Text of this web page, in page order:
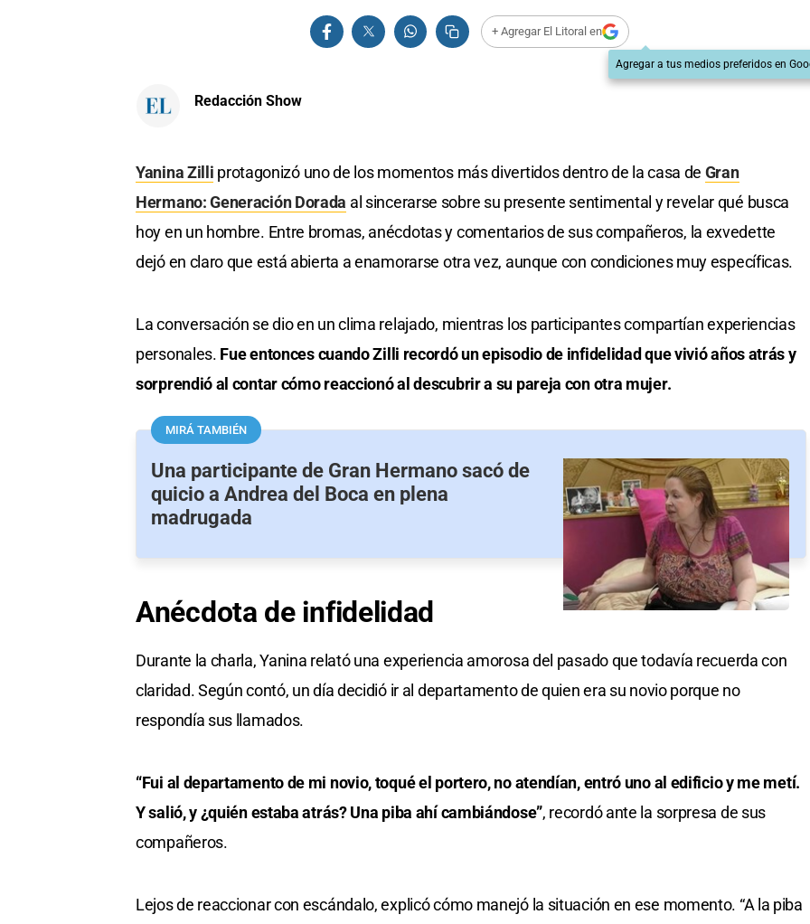
+ Agregar El Litoral en
Agregar a tus medios preferidos en
Redacción Show
Yanina Zilli protagonizó uno de los momentos más divertidos dentro de la casa de Gran
Hermano: Generación Dorada al sincerarse sobre su presente sentimental y revelar qué busca
hoy en un hombre. Entre bromas, anécdotas y comentarios de sus compañeros, la exvedette
dejó en claro que está abierta a enamorarse otra vez, aunque con condiciones muy específicas.
La conversación se dio en un clima relajado, mientras los participantes compartían experiencias
personales. Fue entonces cuando Zilli recordó un episodio de infidelidad que vivió años atrás y
sorprendió al contar cómo reaccionó al descubrir a su pareja con otra mujer.
MIRÁ TAMBIÉN
Una participante de Gran Hermano sacó de
quicio a Andrea del Boca en plena
madrugada
Anécdota de infidelidad
Durante la charla, Yanina relató una experiencia amorosa del pasado que todavía recuerda con
claridad. Según contó, un día decidió ir al departamento de quien era su novio porque no
respondía sus llamados.
“Fui al departamento de mi novio, toqué el portero, no atendían, entró uno al edificio y me metí.
Y salió, y ¿quién estaba atrás? Una piba ahí cambiándose”, recordó ante la sorpresa de sus
compañeros.
Lejos de reaccionar con escándalo, explicó cómo manejó la situación en ese momento. “A la piba